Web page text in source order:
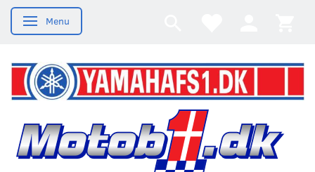
Skifte navigation
Menu